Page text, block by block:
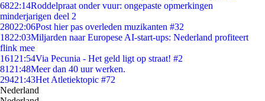
6822:14Roddelpraat onder vuur: ongepaste opmerkingen
minderjarigen deel 2
28022:06Post hier pas overleden muzikanten #32
1822:03Miljarden naar Europese AI-start-ups: Nederland profiteert
flink mee
161 21:54Via Pecunia - Het geld ligt op straat! #2
81 21:48Meer dan 40 uur werken.
29421:43Het Atletiektopic #72
Nederland